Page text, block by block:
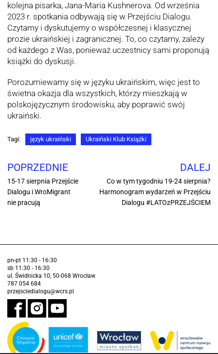
kolejna pisarka, Jana-Maria Kushnerova. Od września
2023 r. spotkania odbywają się w Przejściu Dialogu.
Czytamy i dyskutujemy o współczesnej i klasycznej
prozie ukraińskiej i zagranicznej. To, co czytamy, zależy
od każdego z Was, ponieważ uczestnicy sami proponują
książki do dyskusji.
Porozumiewamy się w języku ukraińskim, więc jest to
świetna okazja dla wszystkich, którzy mieszkają w
polskojęzycznym środowisku, aby poprawić swój
ukraiński.
Tagi: język ukraiński Ukraiński Klub Książki
POPRZEDNIE
15-17 sierpnia Przejście
Dialogu i WroMigrant
nie pracują
DALEJ
Co w tym tygodniu 19-24 sierpnia?
Harmonogram wydarzeń w Przejściu
Dialogu #LATOzPRZEJŚCIEM
pn-pt 11:30 - 16:30
sb 11:30 - 16:30
ul. Świdnicka 10, 50-068 Wrocław
787 054 684
przejsciedialogu@wcrs.pl